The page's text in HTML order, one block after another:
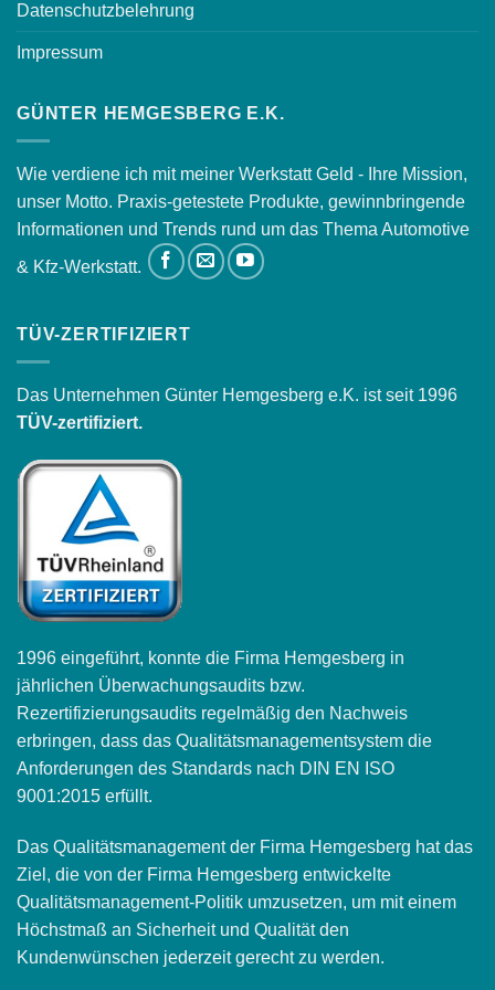
Datenschutzbelehrung
Impressum
GÜNTER HEMGESBERG E.K.
Wie verdiene ich mit meiner Werkstatt Geld - Ihre Mission,
unser Motto. Praxis-getestete Produkte, gewinnbringende
Informationen und Trends rund um das Thema Automotive
& Kfz-Werkstatt.
TÜV-ZERTIFIZIERT
Das Unternehmen Günter Hemgesberg e.K. ist seit 1996
TÜV-zertifiziert.
1996 eingeführt, konnte die Firma Hemgesberg in
jährlichen Überwachungsaudits bzw.
Rezertifizierungsaudits regelmäßig den Nachweis
erbringen, dass das Qualitätsmanagementsystem die
Anforderungen des Standards nach DIN EN ISO
9001:2015 erfüllt.
Das Qualitätsmanagement der Firma Hemgesberg hat das
Ziel, die von der Firma Hemgesberg entwickelte
Qualitätsmanagement-Politik umzusetzen, um mit einem
Höchstmaß an Sicherheit und Qualität den
Kundenwünschen jederzeit gerecht zu werden.